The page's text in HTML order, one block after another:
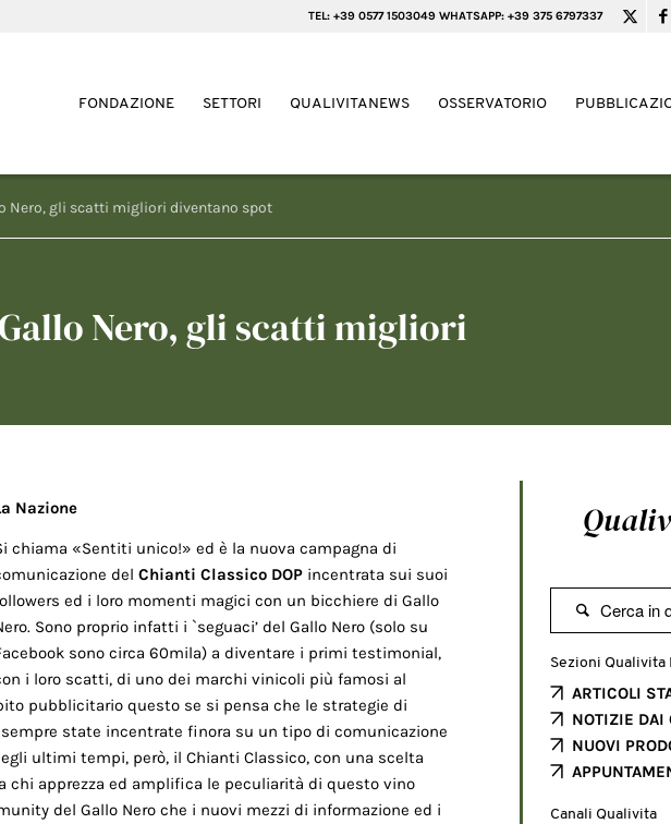
TEL: +39 0577 1503049 WHATSAPP: +39 375 6797337
FONDAZIONE SETTORI QUALIVITANEWS OSSERVATORIO
Nero, gli scatti migliori diventano spot
Nero, gli scatti migliori
Nazione
chiama «Sentiti unico!» ed è la nuova campagna di
del Chianti Classico DOP incentrata sui suoi
ed i loro momenti magici con un bicchiere di Gallo
Sono proprio infatti i `seguaci’ del Gallo Nero (solo su
sono circa 60mila) a diventare i primi testimonial,
i loro scatti, di uno dei marchi vinicoli più famosi al
pubblicitario questo se si pensa che le strategie di
state incentrate finora su un tipo di comunicazione
ultimi tempi, però, il Chianti Classico, con una scelta
chi apprezza ed amplifica le peculiarità di questo vino
del Gallo Nero che i nuovi mezzi di informazione ed i

Sezioni Qualivita
ARTICOLI
NOTIZIE DAI
NUOVI
Canali Qualivita